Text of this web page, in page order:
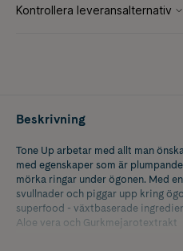
Beskrivning
Tone Up arbetar med allt man
med egenskaper som är
mörka ringar under ögonen. Med
svullnader och piggar upp kring
superfood - växtbaserade
Aloe vera och Gurkmejarotextrakt